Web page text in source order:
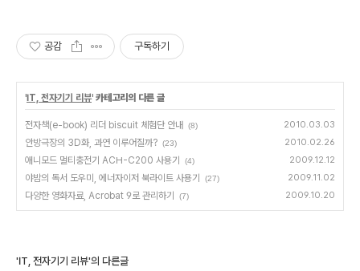
공감 구독하기
'IT, 전자기기 리뷰' 카테고리의 다른 글
전자책(e-book) 리더 biscuit 체험단 안내 (8) 2010.03.03
안방극장의 3D화, 과연 이루어질까? (23) 2010.02.26
애니모드 멀티충전기 ACH-C200 사용기 (4) 2009.12.12
야밤의 독서 도우미, 에너자이저 북라이트 사용기 (27) 2009.11.02
다양한 영화자료, Acrobat 9로 관리하기 (7) 2009.10.20
'IT, 전자기기 리뷰'의 다른글